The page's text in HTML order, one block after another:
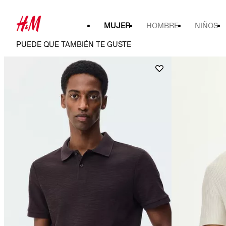
MUJER HOMBRE NIÑOS
PUEDE QUE TAMBIÉN TE GUSTE